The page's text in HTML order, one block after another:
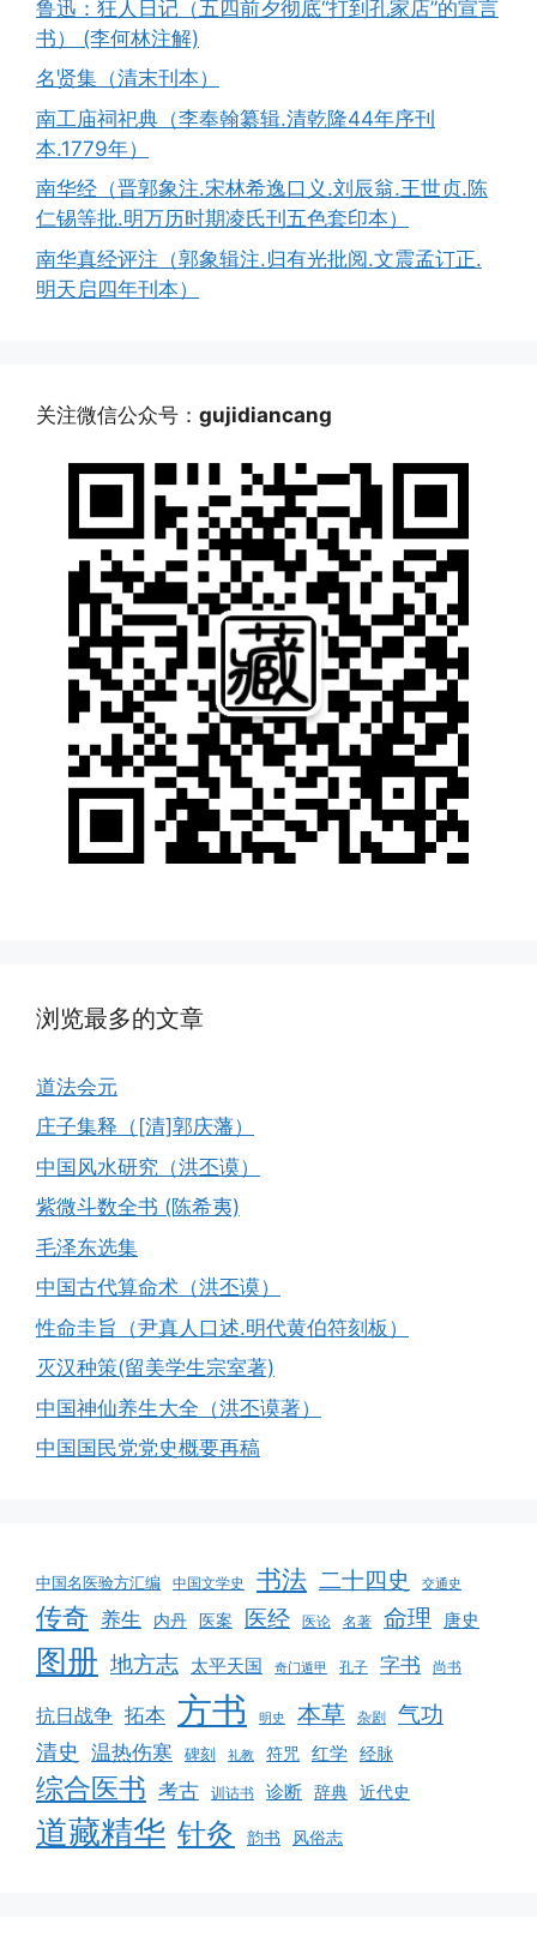
鲁迅：狂人日记（五四前夕彻底“打到孔家店”的宣言
书） (李何林注解)
名贤集（清末刊本）
南工庙祠祀典（李奉翰纂辑.清乾隆44年序刊
本.1779年）
南华经（晋郭象注.宋林希逸口义.刘辰翁.王世贞.陈
仁锡等批.明万历时期凌氏刊五色套印本）
南华真经评注（郭象辑注.归有光批阅.文震孟订正.
明天启四年刊本）
关注微信公众号： gujidiancang
浏览最多的文章
道法会元
庄子集释（[清]郭庆藩）
中国风水研究（洪丕谟）
紫微斗数全书 (陈希夷)
毛泽东选集
中国古代算命术（洪丕谟）
性命圭旨（尹真人口述.明代黄伯符刻板）
灭汉种策(留美学生宗室著)
中国神仙养生大全（洪丕谟著）
中国国民党党史概要再稿
中国名医验方汇编 中国文学史 书法 二十四史 交通史
传奇 养生 内丹 医案 医经 医论 名著 命理 唐史
图册 地方志 太平天国 奇门遁甲 孔子 字书 尚书
抗日战争 拓本 方书 明史 本草 杂剧 气功
清史 温热伤寒 碑刻 礼教 符咒 红学 经脉
综合医书 考古 训诂书 诊断 辞典 近代史
道藏精华 针灸 韵书 风俗志